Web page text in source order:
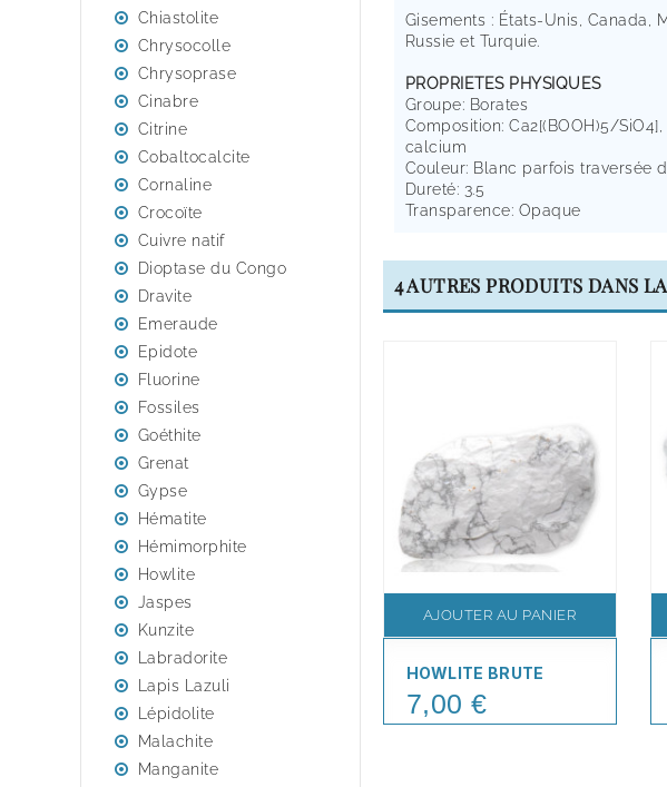
Chiastolite
Chrysocolle
Chrysoprase
Cinabre
Citrine
Cobaltocalcite
Cornaline
Crocoïte
Cuivre natif
Dioptase du Congo
Dravite
Emeraude
Epidote
Fluorine
Fossiles
Goéthite
Grenat
Gypse
Hématite
Hémimorphite
Howlite
Jaspes
Kunzite
Labradorite
Lapis Lazuli
Lépidolite
Malachite
Manganite
Gisements : États-Unis, Canada,
Russie et Turquie.
PROPRIETES PHYSIQUES
Groupe: Borates
Composition: Ca2[(BOOH)5/
calcium
Couleur: Blanc parfois traversée
Dureté: 3.5
Transparence: Opaque
4 AUTRES PRODUITS DANS
AJOUTER AU PANIER
HOWLITE BRUTE
Price
7,00 €